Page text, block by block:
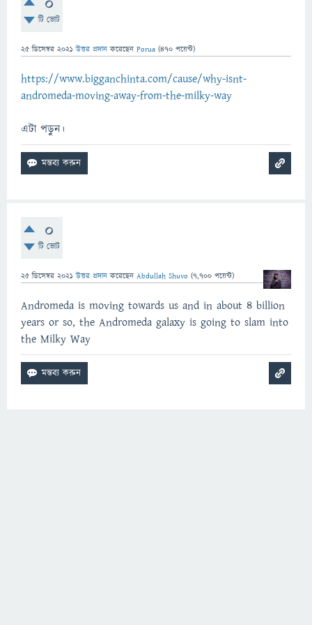
টি ভোট
25 ডিসেম্বর 2021 উত্তর প্রদান করেছেন Porua (470 পয়েন্ট)
https://www.bigganchinta.com/cause/why-isnt-
andromeda-moving-away-from-the-milky-way
এটা পড়ুন।
0
টি ভোট
25 ডিসেম্বর 2021 উত্তর প্রদান করেছেন Abdullah Shuvo (7,700 পয়েন্ট)
Andromeda is moving towards us and in about 4 billion
years or so, the Andromeda galaxy is going to slam into
the Milky Way